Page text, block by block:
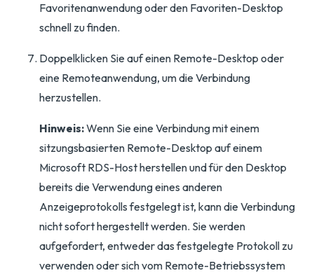
Favoritenanwendung oder den Favoriten-Desktop
schnell zu finden.
Doppelklicken Sie auf einen Remote-Desktop oder
eine Remoteanwendung, um die Verbindung
herzustellen.
Hinweis:Wenn Sie eine Verbindung mit einem
sitzungsbasierten Remote-Desktop auf einem
Microsoft RDS-Host herstellen und für den Desktop
bereits die Verwendung eines anderen
Anzeigeprotokolls festgelegt ist, kann die Verbindung
nicht sofort hergestellt werden. Sie werden
aufgefordert, entweder das festgelegte Protokoll zu
verwenden oder sich vom Remote-Betriebssystem